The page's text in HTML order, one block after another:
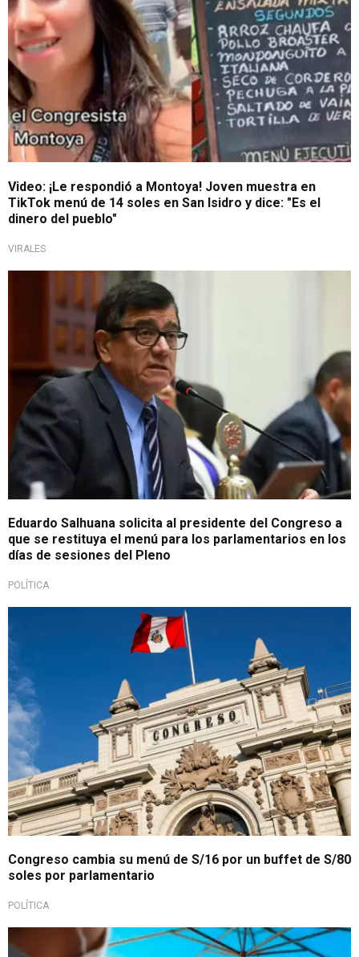
Video: ¡Le respondió a Montoya! Joven muestra en
TikTok menú de 14 soles en San Isidro y dice: "Es el
dinero del pueblo"
VIRALES
Polémica del costo de alimentación de legisladores
Eduardo Salhuana solicita al presidente del Congreso a
que se restituya el menú para los parlamentarios en los
días de sesiones del Pleno
POLÍTICA
Congreso cambia su menú de S/16 por un buffet de S/80
soles por parlamentario
POLÍTICA